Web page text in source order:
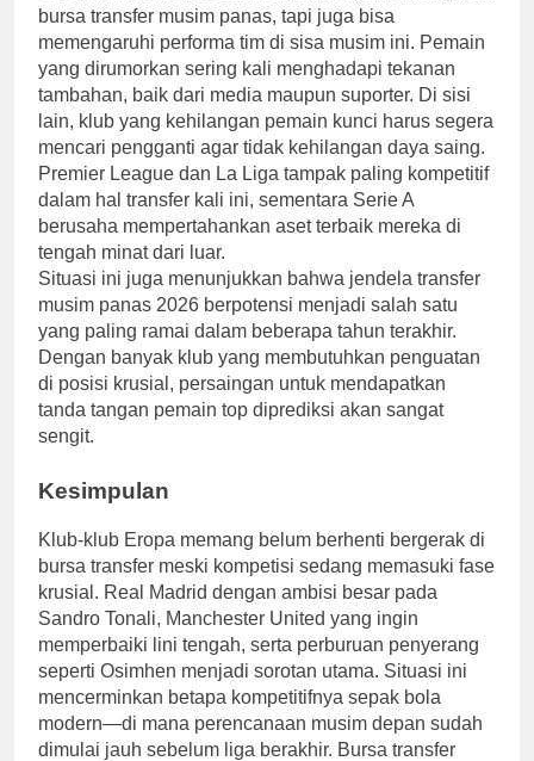
bursa transfer musim panas, tapi juga bisa
memengaruhi performa tim di sisa musim ini. Pemain
yang dirumorkan sering kali menghadapi tekanan
tambahan, baik dari media maupun suporter. Di sisi
lain, klub yang kehilangan pemain kunci harus segera
mencari pengganti agar tidak kehilangan daya saing.
Premier League dan La Liga tampak paling kompetitif
dalam hal transfer kali ini, sementara Serie A
berusaha mempertahankan aset terbaik mereka di
tengah minat dari luar.
Situasi ini juga menunjukkan bahwa jendela transfer
musim panas 2026 berpotensi menjadi salah satu
yang paling ramai dalam beberapa tahun terakhir.
Dengan banyak klub yang membutuhkan penguatan
di posisi krusial, persaingan untuk mendapatkan
tanda tangan pemain top diprediksi akan sangat
sengit.
Kesimpulan
Klub-klub Eropa memang belum berhenti bergerak di
bursa transfer meski kompetisi sedang memasuki fase
krusial. Real Madrid dengan ambisi besar pada
Sandro Tonali, Manchester United yang ingin
memperbaiki lini tengah, serta perburuan penyerang
seperti Osimhen menjadi sorotan utama. Situasi ini
mencerminkan betapa kompetitifnya sepak bola
modern—di mana perencanaan musim depan sudah
dimulai jauh sebelum liga berakhir. Bursa transfer